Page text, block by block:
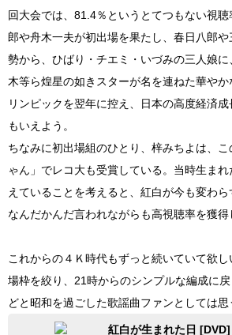
回大会では、81.4％というとてつもない視
郎や舟木一夫が初出場を果たし、春日八郎
勢から、ひばり・チエミ・いづみの三人娘
木等ら煌星の如きスターが名を連ねた華や
リンピックを翌年に控え、日本の高度経済
もいえよう。
ちなみに初出場組のひとり、梓みちよは、
ゃん」でレコ大も受賞している。当時生ま
えていることを考えると、紅白が今も変わら
なんだかんだ言われながらも高視聴率を獲得
これからの４Ｋ時代もずっと続いていて欲
場枠を絞り、21時からのシンプルな編成に
どと昭和を過ごした歌謡曲ファンとしては思
紅白が生まれた日 [DVD]